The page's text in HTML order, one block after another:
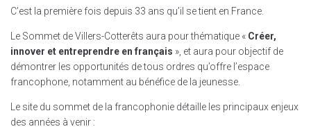
C’est la première fois depuis 33 ans qu’il se tient en France.
Le Sommet de Villers-Cotterêts aura pour thématique « Créer,
innover et entreprendre en français », et aura pour objectif de
démontrer les opportunités de tous ordres qu’offre l’espace
francophone, notamment au bénéfice de la jeunesse.
Le site du sommet de la francophonie détaille les principaux enjeux
des années à venir :